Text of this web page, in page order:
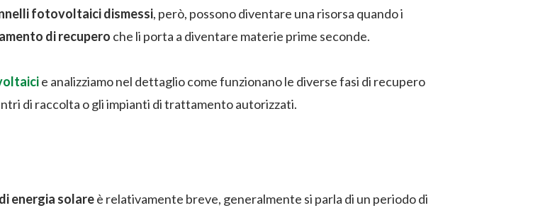
fotovoltaici dismessi, però, possono diventare una risorsa quando i
di recupero che li porta a diventare materie prime seconde.
e analizziamo nel dettaglio come funzionano le diverse fasi di recupero
di raccolta o gli impianti di trattamento autorizzati.
energia solareè relativamente breve, generalmente si parla di un periodo di